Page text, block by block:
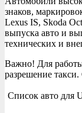
знаков,
Lexus IS, Skoda
выпуска авто и
технических и
Важно! Для
разрешение
Список авто для